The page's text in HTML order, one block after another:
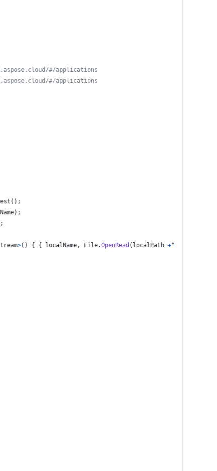
#/applications
#/applications
( ) ;
) ;
;
>( ) { { localName, File.OpenRead ( localPath +"/"